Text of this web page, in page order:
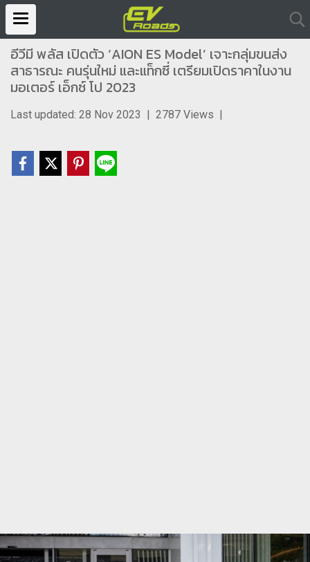
อีวีมี พลัส เปิดตัว ‘AION ES Model’ เจาะกลุ่มขนส่ง
สาธารณะ คนรุ่นใหม่ และแท็กซี่ เตรียมเปิดราคาในงาน
มอเตอร์ เอ็กซ์ โป 2023
Last updated: 28 Nov 2023 | 2787 Views |